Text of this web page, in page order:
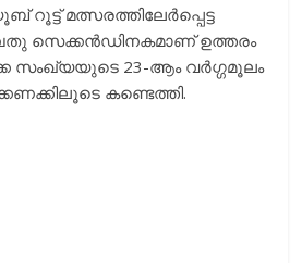
റൂട്ട് മത്സരത്തിലേർപ്പെട്ട
സെക്കൻഡിനകമാണ് ഉത്തരം
സംഖ്യയുടെ 23-ആം വർഗ്ഗമൂലം
കണ്ടെത്തി.